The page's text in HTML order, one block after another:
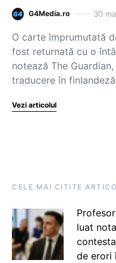
G4Media.ro 30
O carte împrumutată
fost returnată cu o
notează The
traducere în
Vezi articolul
CELE MAI CITITE
luat
de erori